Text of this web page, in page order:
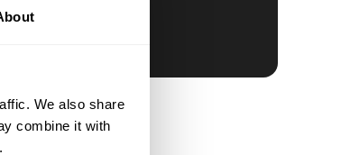
We also share
combine it with